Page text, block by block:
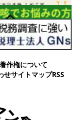
著作権について
せサイトマップRSS